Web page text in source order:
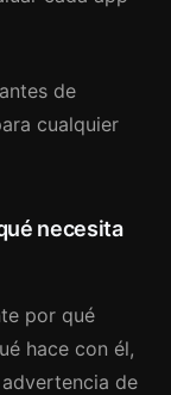
de
cualquier
necesita
por qué
hace con él,
de